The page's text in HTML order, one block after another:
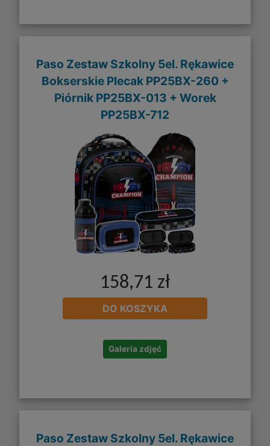
Paso Zestaw Szkolny 5el. Rękawice
Bokserskie Plecak PP25BX-260 +
Piórnik PP25BX-013 + Worek
PP25BX-712
158,71 zł
DO KOSZYKA
Galeria zdjęć
Paso Zestaw Szkolny 5el. Rękawice